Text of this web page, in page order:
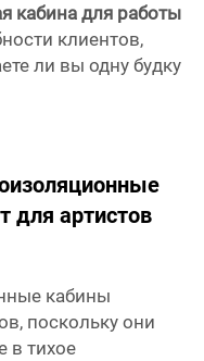
кабина для работы
клиентов,
ли вы одну будку
для артистов
кабины
поскольку они
в тихое